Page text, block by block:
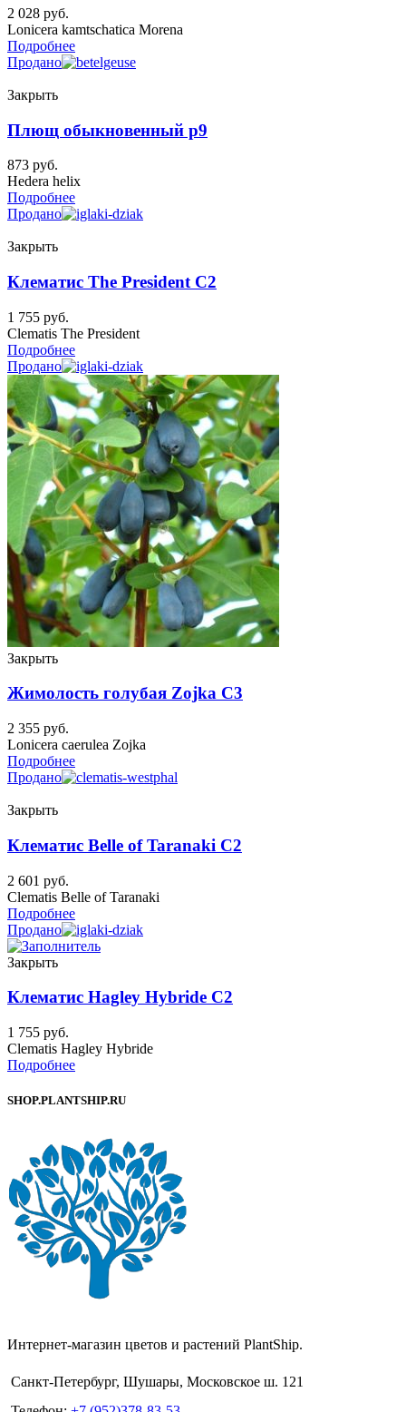
2 028 руб.
Lonicera kamtschatica Morena
Подробнее
Продано
Закрыть
Плющ обыкновенный p9
873 руб.
Hedera helix
Подробнее
Продано
Закрыть
Клематис The President C2
1 755 руб.
Clematis The President
Подробнее
Продано
Закрыть
Жимолость голубая Zojka C3
2 355 руб.
Lonicera caerulea Zojka
Подробнее
Продано
Закрыть
Клематис Belle of Taranaki C2
2 601 руб.
Clematis Belle of Taranaki
Подробнее
Продано
Закрыть
Клематис Hagley Hybride C2
1 755 руб.
Clematis Hagley Hybride
Подробнее
SHOP.PLANTSHIP.RU
Интернет-магазин цветов и растений PlantShip.
Санкт-Петербург, Шушары, Московское ш. 121